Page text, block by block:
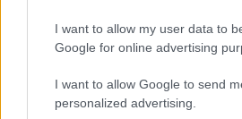
I want to allow my user data to
Google for online advertising
I want to allow Google to send
personalized advertising.
vojdete dnu, zabudnete,
že nie ste v Toskánsku